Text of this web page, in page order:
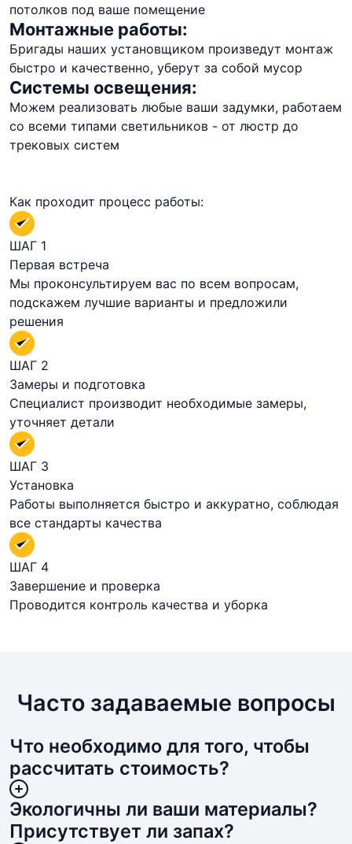
потолков под ваше помещение
Монтажные работы:
Бригады наших установщиком произведут монтаж
быстро и качественно, уберут за собой мусор
Системы освещения:
Можем реализовать любые ваши задумки, работаем
со всеми типами светильников - от люстр до
трековых систем
Как проходит процесс работы:
ШАГ 1
Первая встреча
Мы проконсультируем вас по всем вопросам,
подскажем лучшие варианты и предложили
решения
ШАГ 2
Замеры и подготовка
Специалист производит необходимые замеры,
уточняет детали
ШАГ 3
Установка
Работы выполняется быстро и аккуратно, соблюдая
все стандарты качества
ШАГ 4
Завершение и проверка
Проводится контроль качества и уборка
Часто задаваемые вопросы
Что необходимо для того, чтобы
рассчитать стоимость?
Экологичны ли ваши материалы?
Присутствует ли запах?